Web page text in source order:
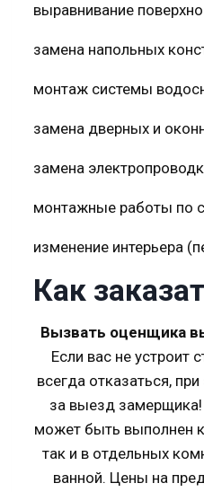
выравнивание
замена напольных
монтаж системы
замена дверных и
замена
монтажные работы по
изменение интерьера
Как
Вызвать оценщика
Если вас не устроит
всегда отказаться,
за выезд
может быть выполнен
так и в отдельных
ванной. Цены на